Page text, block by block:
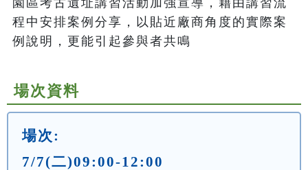
程中安排案例分享，以貼近廠商角度的實際案
例說明，更能引起參與者共鳴
場次資料
場次:
7/7(二)09:00-12:00